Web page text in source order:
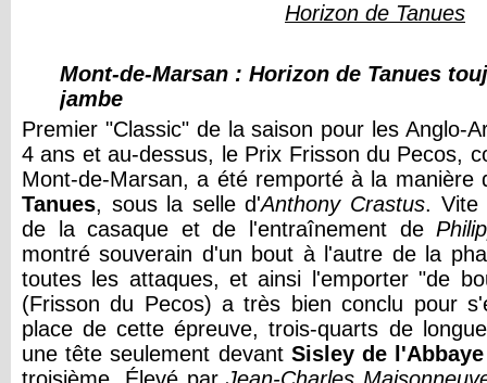
Horizon de Tanues
Mont-de-Marsan : Horizon de Tanues
jambe
Premier "Classic" de la saison pour les Anglo-
4 ans et au-dessus, le Prix Frisson du Pecos,
Mont-de-Marsan, a été remporté à la
Tanues, sous la selle d'Anthony Crastus. Vite
de la casaque et de l'entraînement de
montré souverain d'un bout à l'autre de la
toutes les attaques, et ainsi l'emporter "de
(Frisson du Pecos) a très bien conclu pour
place de cette épreuve, trois-quarts de
une tête seulement devant Sisley de l'Abbaye